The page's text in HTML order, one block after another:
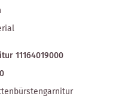
11164019000